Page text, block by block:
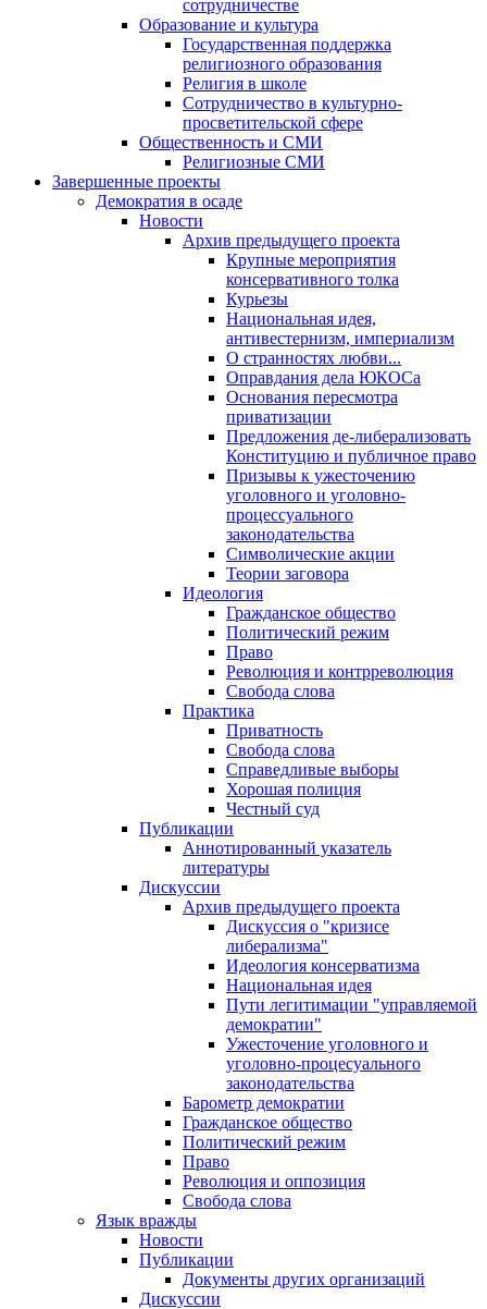
сотрудничестве
Образование и культура
Государственная поддержка
религиозного образования
Религия в школе
Сотрудничество в культурно-
просветительской сфере
Общественность и СМИ
Религиозные СМИ
Завершенные проекты
Демократия в осаде
Новости
Архив предыдущего проекта
Крупные мероприятия
консервативного толка
Курьезы
Национальная идея,
антивестернизм, империализм
О странностях любви...
Оправдания дела ЮКОСа
Основания пересмотра
приватизации
Предложения де-либерализовать
Конституцию и публичное право
Призывы к ужесточению
уголовного и уголовно-
процессуального
законодательства
Символические акции
Теории заговора
Идеология
Гражданское общество
Политический режим
Право
Революция и контрреволюция
Свобода слова
Практика
Приватность
Свобода слова
Справедливые выборы
Хорошая полиция
Честный суд
Публикации
Аннотированный указатель
литературы
Дискуссии
Архив предыдущего проекта
Дискуссия о "кризисе
либерализма"
Идеология консерватизма
Национальная идея
Пути легитимации "управляемой
демократии"
Ужесточение уголовного и
уголовно-процесуального
законодательства
Барометр демократии
Гражданское общество
Политический режим
Право
Революция и оппозиция
Свобода слова
Язык вражды
Новости
Публикации
Документы других организаций
Дискуссии